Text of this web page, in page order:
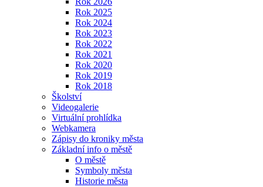
Rok 2025
Rok 2024
Rok 2023
Rok 2022
Rok 2021
Rok 2020
Rok 2019
Rok 2018
Školství
Videogalerie
Virtuální prohlídka
Webkamera
Zápisy do kroniky města
Základní info o městě
O městě
Symboly města
Historie města